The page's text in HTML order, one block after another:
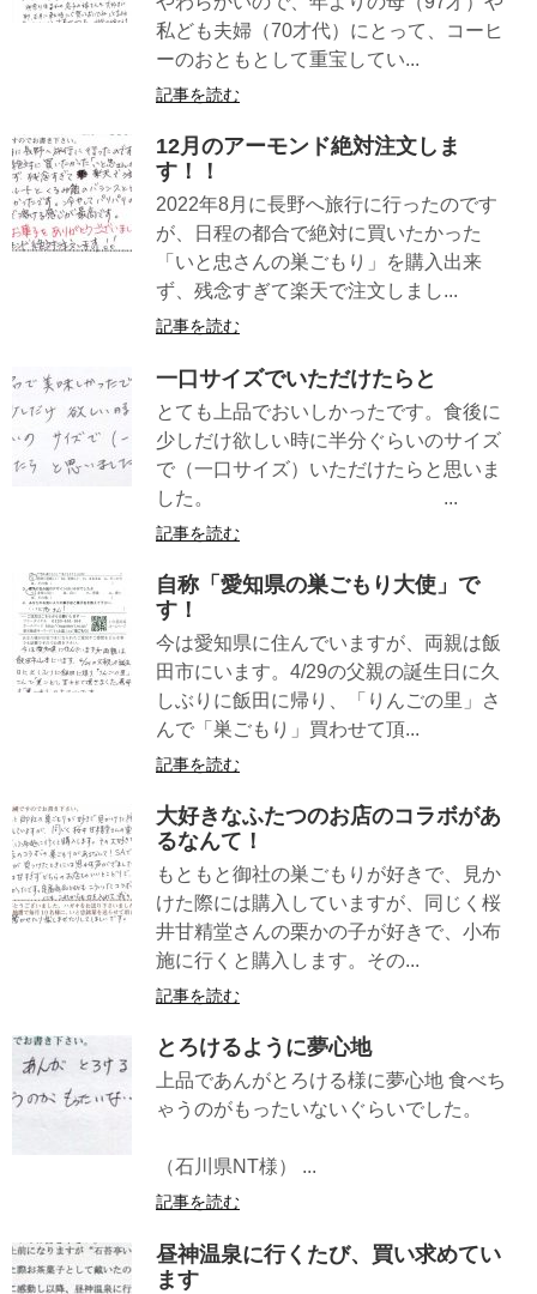
私ども夫婦（70才代）にとって、コーヒ
ーのおともとして重宝してい...
記事を読む
12月のアーモンド絶対注文しま
す！！
2022年8月に長野へ旅行に行ったのです
が、日程の都合で絶対に買いたかった
「いと忠さんの巣ごもり」を購入出来
ず、残念すぎて楽天で注文しまし...
記事を読む
一口サイズでいただけたらと
とても上品でおいしかったです。食後に
少しだけ欲しい時に半分ぐらいのサイズ
で（一口サイズ）いただけたらと思いま
した。 ...
記事を読む
自称「愛知県の巣ごもり大使」で
す！
今は愛知県に住んでいますが、両親は飯
田市にいます。4/29の父親の誕生日に久
しぶりに飯田に帰り、「りんごの里」さ
んで「巣ごもり」買わせて頂...
記事を読む
大好きなふたつのお店のコラボがあ
るなんて！
もともと御社の巣ごもりが好きで、見か
けた際には購入していますが、同じく桜
井甘精堂さんの栗かの子が好きで、小布
施に行くと購入します。その...
記事を読む
とろけるように夢心地
上品であんがとろける様に夢心地 食べち
ゃうのがもったいないぐらいでした。
（石川県NT様） ...
記事を読む
昼神温泉に行くたび、買い求めてい
ます